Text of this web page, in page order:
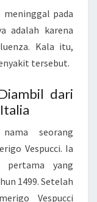
meninggal pada
adalah karena
Kala itu,
tersebut.
dari
seorang
Vespucci. Ia
pertama yang
1499. Setelah
Vespucci